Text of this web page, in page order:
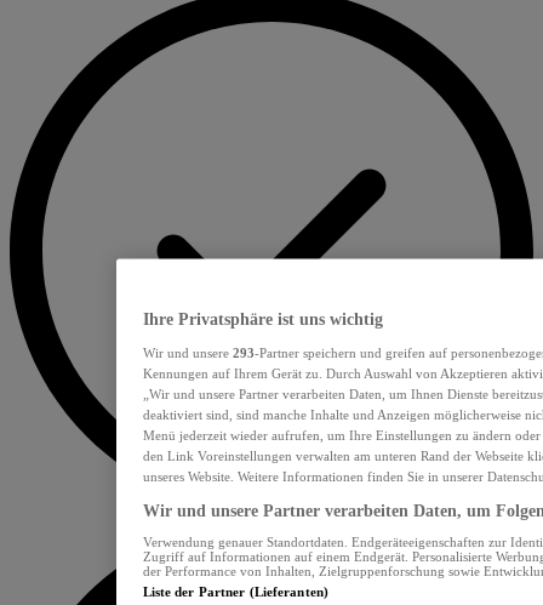
Ihre Privatsphäre ist uns wichtig
Wir und unsere 293-Partner speichern und greifen auf
Kennungen auf Ihrem Gerät zu. Durch Auswahl von Akzeptieren
„Wir und unsere Partner verarbeiten Daten, um Ihnen Dienste
deaktiviert sind, sind manche Inhalte und Anzeigen möglicherweise
Menü jederzeit wieder aufrufen, um Ihre Einstellungen zu ändern
den Link Voreinstellungen verwalten am unteren Rand der Webseite
unseres Website. Weitere Informationen finden Sie in unserer
Wir und unsere Partner verarbeiten Daten, um
Verwendung genauer Standortdaten. Endgeräteeigenschaften zur
Zugriff auf Informationen auf einem Endgerät. Personalisierte
der Performance von Inhalten, Zielgruppenforschung sowie
Liste der Partner (Lieferanten)